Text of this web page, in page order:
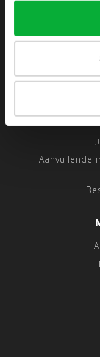
Aanvullende